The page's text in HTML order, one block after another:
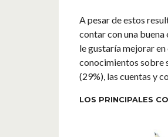
A pesar de estos
contar con una
le gustaría mejorar
conocimientos sobre
(29%), las cuentas y
LOS PRINCIPALES